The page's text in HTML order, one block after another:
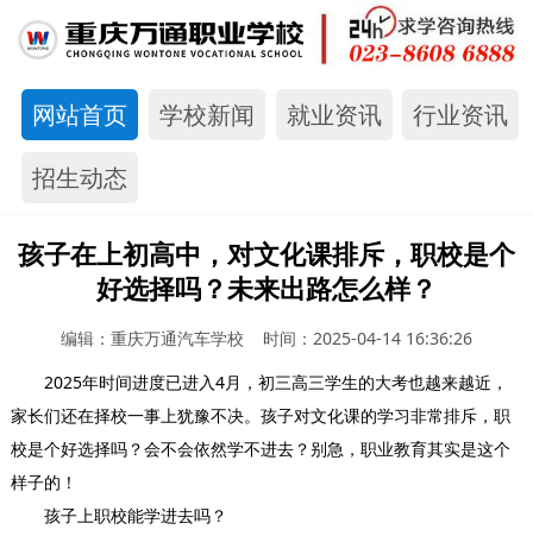
网站首页 学校新闻 就业资讯
行业资讯
招生动态
孩子在上初高中，对文化课排斥，职校是个
好选择吗？未来出路怎么样？
编辑：重庆万通汽车学校 时间：2025-04-14 16:36:26
2025年时间进度已进入4月，初三高三学生的大考也越来越近，
家长们还在择校一事上犹豫不决。孩子对文化课的学习非常排斥，职
校是个好选择吗？会不会依然学不进去？别急，职业教育其实是这个
样子的！
孩子上职校能学进去吗？